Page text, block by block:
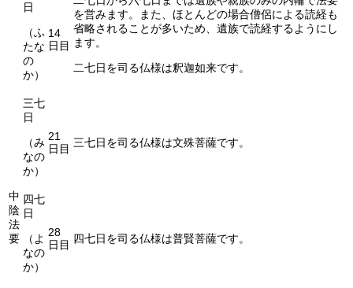
中
陰
法
要
日
（ふ
たな
の
か）
14
日目
を営みます。また、ほとんどの場合僧侶による読経も
省略されることが多いため、遺族で読経するようにし
ます。
二七日を司る仏様は釈迦如来です。
三七
日
（み
なの
か）
21
日目 三七日を司る仏様は文殊菩薩です。
四七
日
（よ
なの
か）
28
日目 四七日を司る仏様は普賢菩薩です。